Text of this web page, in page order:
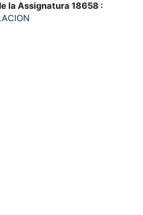
la Assignatura 18658 :